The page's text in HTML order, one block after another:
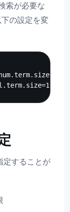
索が必要な
の設定を変
定することが